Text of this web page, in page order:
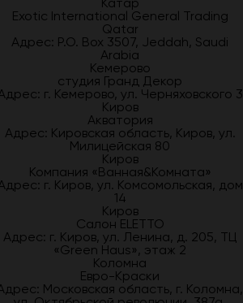
Exotic International General Trading
Qatar
Адрес: P.O. Box 3507, Jeddah, Saudi
Arabia
Кемерово
студия Гранд Декор
г. Кемерово, ул. Черняховского 3
Киров
Акватория
Адрес: Кировская область, Киров, ул.
Милицейская 80
Киров
Компания «Ванная&Комната»
г. Киров, ул. Комсомольская, дом
14
Киров
Салон ELETTO
Адрес: г. Киров, ул. Ленина, д. 205, ТЦ
«Green Haus», этаж 2
Коломна
Евро-Краски
Московская область, г. Коломна,